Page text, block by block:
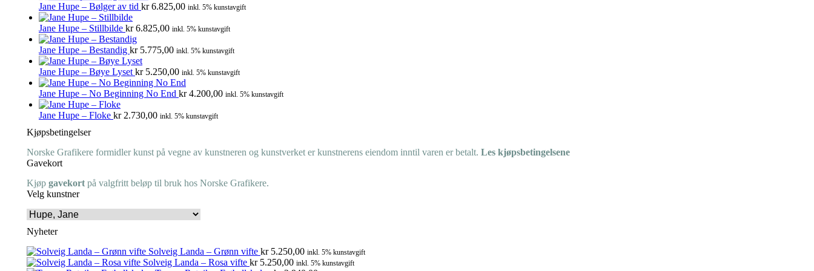
Jane Hupe – Bølger av tid kr6.825,00 inkl. 5% kunstavgift
Jane Hupe – Stillbilde kr6.825,00 inkl. 5% kunstavgift
Jane Hupe – Bestandig kr5.775,00 inkl. 5% kunstavgift
Jane Hupe – Bøye Lyset kr5.250,00 inkl. 5% kunstavgift
Jane Hupe – No Beginning No End kr4.200,00 inkl. 5% kunstavgift
Jane Hupe – Floke kr2.730,00 inkl. 5% kunstavgift
Kjøpsbetingelser
Norske Grafikere formidler kunst på vegne av kunstneren og kunstverket er kunstnerens eiendom inntil varen er betalt. Les kjøpsbetingelsene
Gavekort
Kjøp gavekort på valgfritt beløp til bruk hos Norske Grafikere.
Velg kunstner
Nyheter
Solveig Landa – Grønn vifte kr5.250,00 inkl. 5% kunstavgift
Solveig Landa – Rosa vifte kr5.250,00 inkl. 5% kunstavgift